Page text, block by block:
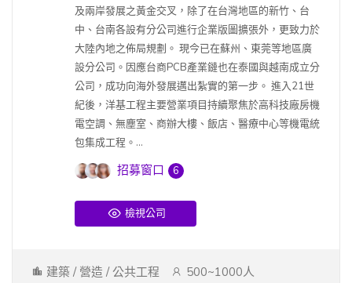
及兩岸發展之黃金交叉，除了在台灣地區的新竹、台
中、台南各設有分公司進行企業版圖擴張外，更致力於
大陸內地之佈局規劃。 現今已在蘇州、東莞等地區廣
設分公司。因應台商PCB產業鏈也在泰國與越南成立分
公司，成功向海外發展邁出紮實的第一步。 進入21世
紀後，洋基工程主要營業項目持續聚焦於高科技廠房機
電空調、無塵室、商辦大樓、飯店、醫療中心等機電統
包集成工程。...
招募窗口 6
檢視公司
建築 / 營造 / 公共工程
500~1000人